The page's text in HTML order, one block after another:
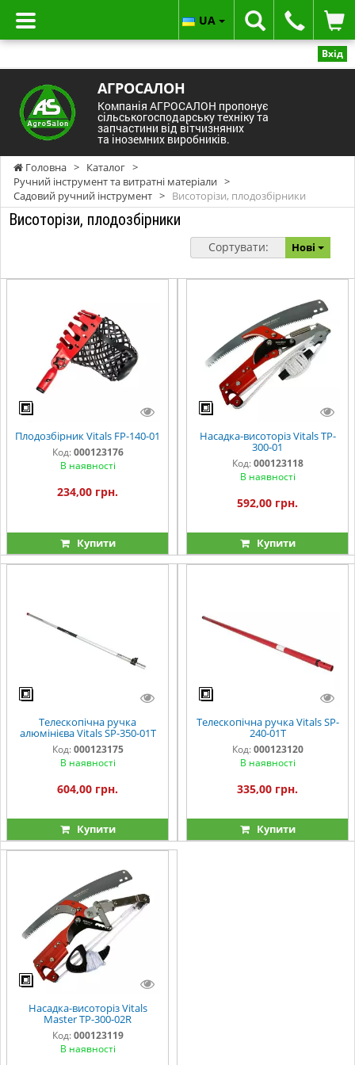
Вхід
АГРОСАЛОН
Компанія АГРОСАЛОН пропонує
сільськогосподарську техніку та
запчастини від вітчизняних
та іноземних виробників.
UA
Головна > Каталог >
Ручний інструмент та витратні матеріали >
Садовий ручний інструмент > Висоторізи, плодозбірники
Висоторізи, плодозбірники
Сортувати: Нові
Плодозбірник Vitals FP-140-01
Код: 000123176
В наявності
234,00 грн.
Купити
Насадка-висоторіз Vitals TP-
300-01
Код: 000123118
В наявності
592,00 грн.
Купити
Телескопічна ручка
алюмінієва Vitals SP-350-01T
Код: 000123175
В наявності
604,00 грн.
Купити
Телескопічна ручка Vitals SP-
240-01T
Код: 000123120
В наявності
335,00 грн.
Купити
Насадка-висоторіз Vitals
Master TP-300-02R
Код: 000123119
В наявності